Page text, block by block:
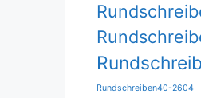
Rundschreiben40-2604